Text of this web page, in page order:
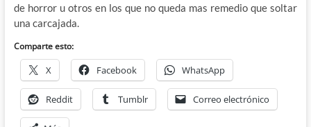
de horror u otros en los que no queda mas remedio que soltar
una carcajada.
Comparte esto:
X Facebook WhatsApp
Reddit Tumblr Correo electrónico